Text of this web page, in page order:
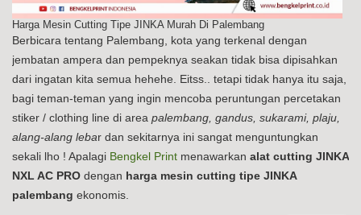
Harga Mesin Cutting Tipe JINKA Murah Di Palembang
Berbicara tentang Palembang, kota yang terkenal dengan
jembatan ampera dan pempeknya seakan tidak bisa dipisahkan
dari ingatan kita semua hehehe. Eitss.. tetapi tidak hanya itu saja,
bagi teman-teman yang ingin mencoba peruntungan percetakan
stiker / clothing line di area palembang, gandus, sukarami, plaju,
alang-alang lebar dan sekitarnya ini sangat menguntungkan
sekali lho ! Apalagi Bengkel Print menawarkan alat cutting JINKA
NXL AC PRO dengan harga mesin cutting tipe JINKA
palembang ekonomis.